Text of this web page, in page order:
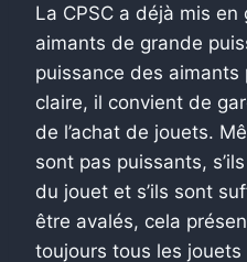
La CPSC a déjà mis
aimants de grande
puissance des
claire, il convient de
de l’achat de jouets.
sont pas puissants,
du jouet et s’ils sont
être avalés, cela
toujours tous les